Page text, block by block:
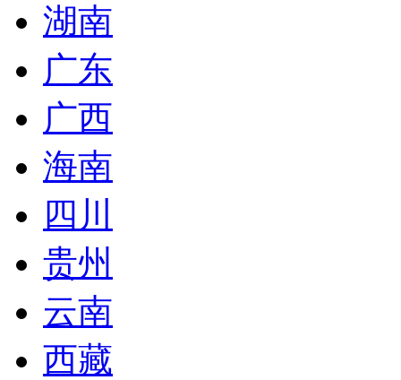
湖南
广东
广西
海南
四川
贵州
云南
西藏